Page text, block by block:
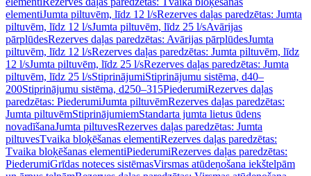
elementiJumta piltuvēm, līdz 12 l/sRezerves daļas paredzētas: Jumta
piltuvēm, līdz 12 l/sJumta piltuvēm, līdz 25 l/sAvārijas
pārplūdesRezerves daļas paredzētas: Avārijas pārplūdesJumta
piltuvēm, līdz 12 l/sRezerves daļas paredzētas: Jumta piltuvēm, līdz
12 l/sJumta piltuvēm, līdz 25 l/sRezerves daļas paredzētas: Jumta
piltuvēm, līdz 25 l/sStiprinājumiStiprinājumu sistēma, d40–
200Stiprinājumu sistēma, d250–315PiederumiRezerves daļas
paredzētas: PiederumiJumta piltuvēmRezerves daļas paredzētas:
Jumta piltuvēmStiprinājumiemStandarta jumta lietus ūdens
novadīšanaJumta piltuvesRezerves daļas paredzētas: Jumta
piltuvesTvaika bloķēšanas elementiRezerves daļas paredzētas:
Tvaika bloķēšanas elementiPiederumiRezerves daļas paredzētas:
PiederumiGrīdas noteces sistēmasVirsmas atūdeņošana iekštelpām